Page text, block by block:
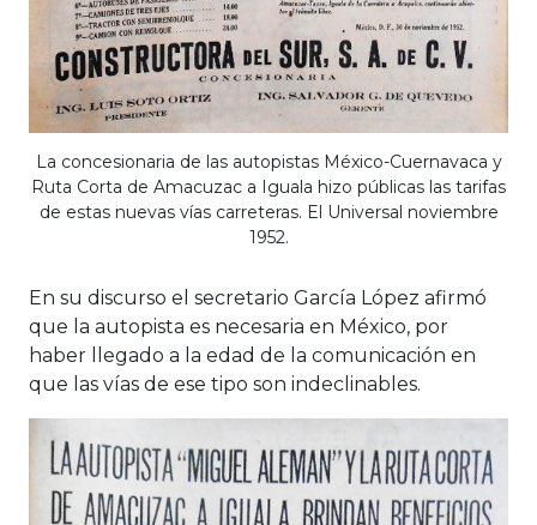
La concesionaria de las autopistas México-Cuernavaca y
Ruta Corta de Amacuzac a Iguala hizo públicas las tarifas
de estas nuevas vías carreteras. El Universal noviembre
1952.
En su discurso el secretario García López afirmó
que la autopista es necesaria en México, por
haber llegado a la edad de la comunicación en
que las vías de ese tipo son indeclinables.